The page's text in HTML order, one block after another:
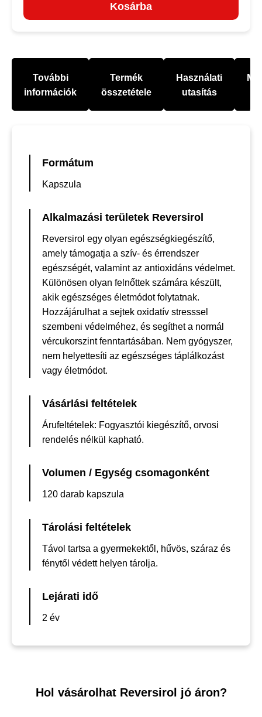
Kosárba
További
információk
Termék
összetétele
Használati
utasítás
Formátum
Kapszula
Alkalmazási területek Reversirol
Reversirol egy olyan egészségkiegészítő,
amely támogatja a szív- és érrendszer
egészségét, valamint az antioxidáns védelmet.
Különösen olyan felnőttek számára készült,
akik egészséges életmódot folytatnak.
Hozzájárulhat a sejtek oxidatív stresssel
szembeni védelméhez, és segíthet a normál
vércukorszint fenntartásában. Nem gyógyszer,
nem helyettesíti az egészséges táplálkozást
vagy életmódot.
Vásárlási feltételek
Árufeltételek: Fogyasztói kiegészítő, orvosi
rendelés nélkül kapható.
Volumen / Egység csomagonként
120 darab kapszula
Tárolási feltételek
Távol tartsa a gyermekektől, hűvös, száraz és
fénytől védett helyen tárolja.
Lejárati idő
2 év
Hol vásárolhat Reversirol jó áron?